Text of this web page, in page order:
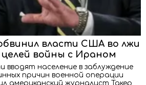
власти США во лжи
войны с Ираном
вводят население в заблуждение
причин военной операции
американский журналист Такер